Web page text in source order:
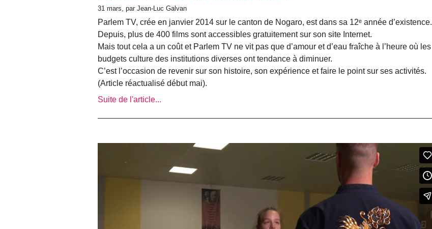
31 mars, par Jean-Luc Galvan
Parlem TV, crée en janvier 2014 sur le canton de Nogaro, est dans sa 12ᵉ année d’existence.
Depuis, plus de 400 films sont accessibles gratuitement sur son site Internet.
Mais tout cela a un coût et Parlem TV ne vit pas que d’amour et d’eau fraîche à l’heure où les
budgets culture des institutions diverses ont tendance à diminuer.
C’est l’occasion de revenir sur son histoire, son expérience et faire le point sur ses activités.
(Article réactualisé début mai).
Suite de l'article...